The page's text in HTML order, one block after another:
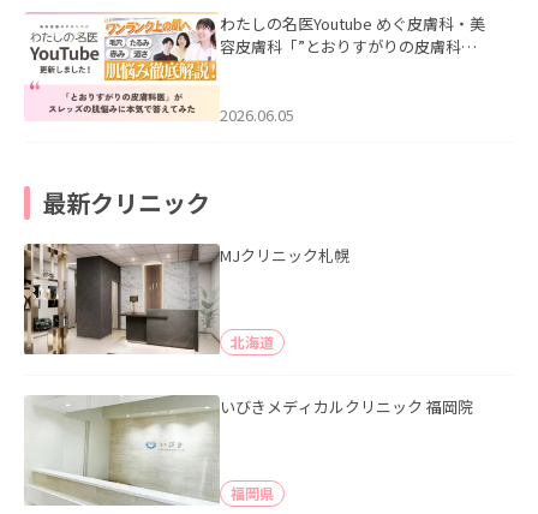
わたしの名医Youtube めぐ皮膚科・美
容皮膚科「”とおりすがりの皮膚科
2026.06.05
最新クリニック
MJクリニック札幌
北海道
いびきメディカルクリニック 福岡院
福岡県